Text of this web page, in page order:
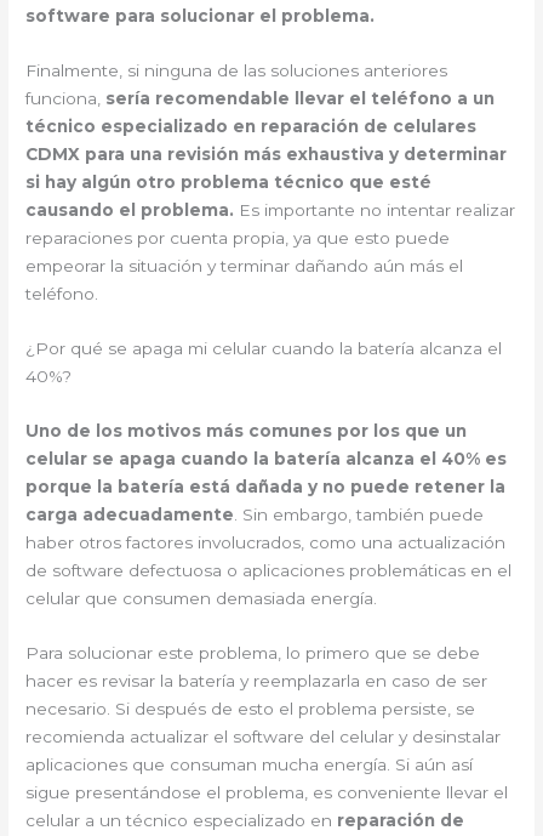
software para solucionar el problema.
Finalmente, si ninguna de las soluciones anteriores
funciona, sería recomendable llevar el teléfono a un
técnico especializado en reparación de celulares
CDMX para una revisión más exhaustiva y determinar
si hay algún otro problema técnico que esté
causando el problema. Es importante no intentar realizar
reparaciones por cuenta propia, ya que esto puede
empeorar la situación y terminar dañando aún más el
teléfono.
¿Por qué se apaga mi celular cuando la batería alcanza el
40%?
Uno de los motivos más comunes por los que un
celular se apaga cuando la batería alcanza el 40% es
porque la batería está dañada y no puede retener la
carga adecuadamente . Sin embargo, también puede
haber otros factores involucrados, como una actualización
de software defectuosa o aplicaciones problemáticas en el
celular que consumen demasiada energía.
Para solucionar este problema, lo primero que se debe
hacer es revisar la batería y reemplazarla en caso de ser
necesario. Si después de esto el problema persiste, se
recomienda actualizar el software del celular y desinstalar
aplicaciones que consuman mucha energía. Si aún así
sigue presentándose el problema, es conveniente llevar el
celular a un técnico especializado en reparación de